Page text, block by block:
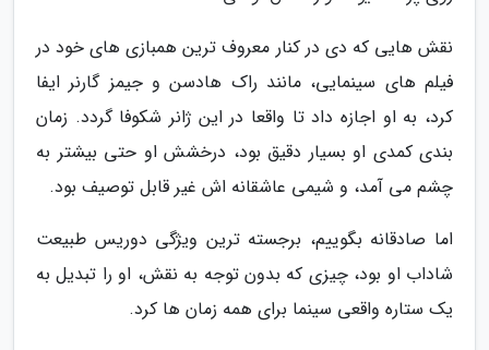
نقش هایی که دی در کنار معروف ترین همبازی های خود در
فیلم های سینمایی، مانند راک هادسن و جیمز گارنر ایفا
کرد، به او اجازه داد تا واقعا در این ژانر شکوفا گردد. زمان
بندی کمدی او بسیار دقیق بود، درخشش او حتی بیشتر به
چشم می آمد، و شیمی عاشقانه اش غیر قابل توصیف بود.
اما صادقانه بگوییم، برجسته ترین ویژگی دوریس طبیعت
شاداب او بود، چیزی که بدون توجه به نقش، او را تبدیل به
یک ستاره واقعی سینما برای همه زمان ها کرد.